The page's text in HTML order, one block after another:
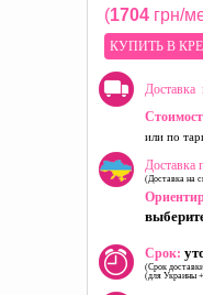
(1704 грн/
КУПИТЬ В
Доставка
или по
Доставка
(Доставка на
Срок:
(Срок
(для Украины